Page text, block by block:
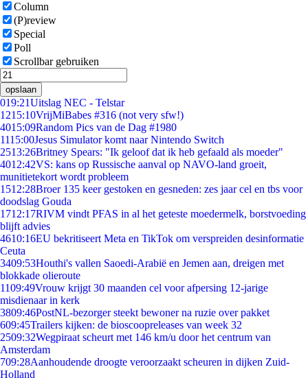
Column
(P)review
Special
Poll
Scrollbar gebruiken
opslaan
019:21Uitslag NEC - Telstar
1215:10VrijMiBabes #316 (not very sfw!)
4015:09Random Pics van de Dag #1980
1115:00Jesus Simulator komt naar Nintendo Switch
2513:26Britney Spears: "Ik geloof dat ik heb gefaald als moeder"
4012:42VS: kans op Russische aanval op NAVO-land groeit,
munitietekort wordt probleem
1512:28Broer 135 keer gestoken en gesneden: zes jaar cel en tbs voor
doodslag Gouda
1712:17RIVM vindt PFAS in al het geteste moedermelk, borstvoeding
blijft advies
4610:16EU bekritiseert Meta en TikTok om verspreiden desinformatie
Ceuta
3409:53Houthi's vallen Saoedi-Arabië en Jemen aan, dreigen met
blokkade olieroute
1109:49Vrouw krijgt 30 maanden cel voor afpersing 12-jarige
misdienaar in kerk
3809:46PostNL-bezorger steekt bewoner na ruzie over pakket
609:45Trailers kijken: de bioscoopreleases van week 32
2509:32Wegpiraat scheurt met 146 km/u door het centrum van
Amsterdam
709:28Aanhoudende droogte veroorzaakt scheuren in dijken Zuid-
Holland